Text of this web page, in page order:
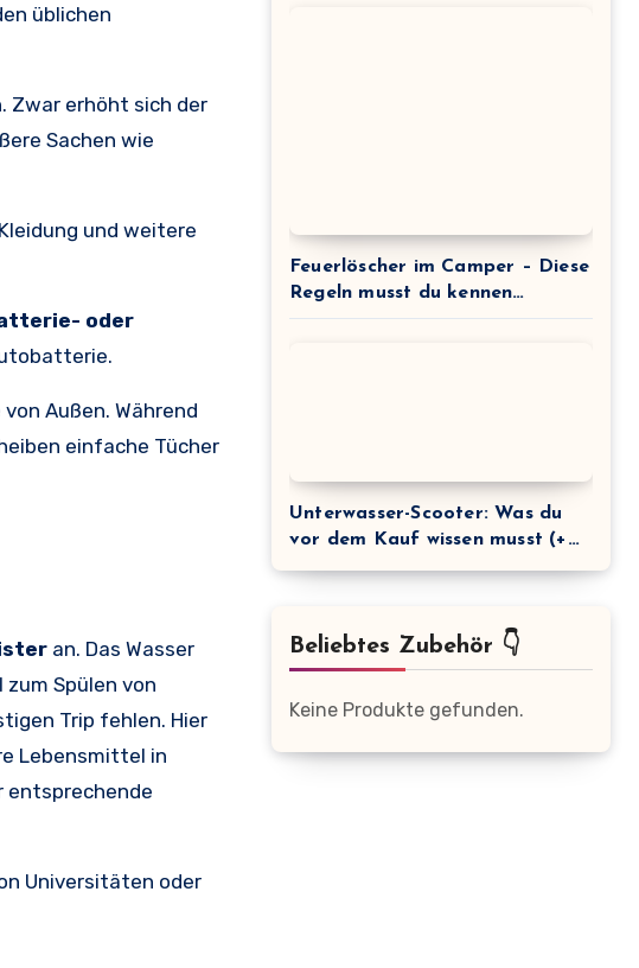
üblichen
Zwar erhöht sich der
Sachen wie
und weitere
oder
Außen. Während
einfache Tücher
an. Das Wasser
Spülen von
Trip fehlen. Hier
Lebensmittel in
entsprechende
Universitäten oder
Feuerlöscher im Camper – Diese
Regeln musst du kennen
(+Kaufberatung)
Unterwasser-Scooter: Was du
vor dem Kauf wissen musst (+
Beliebtes Zubehör 👇
Keine Produkte gefunden.